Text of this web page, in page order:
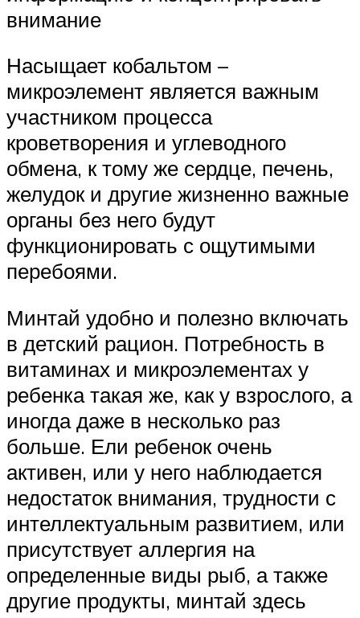
внимание
Насыщает кобальтом –
микроэлемент является важным
участником процесса
кроветворения и углеводного
обмена, к тому же сердце, печень,
желудок и другие жизненно важные
органы без него будут
функционировать с ощутимыми
перебоями.
Минтай удобно и полезно включать
в детский рацион. Потребность в
витаминах и микроэлементах у
ребенка такая же, как у взрослого, а
иногда даже в несколько раз
больше. Ели ребенок очень
активен, или у него наблюдается
недостаток внимания, трудности с
интеллектуальным развитием, или
присутствует аллергия на
определенные виды рыб, а также
другие продукты, минтай здесь